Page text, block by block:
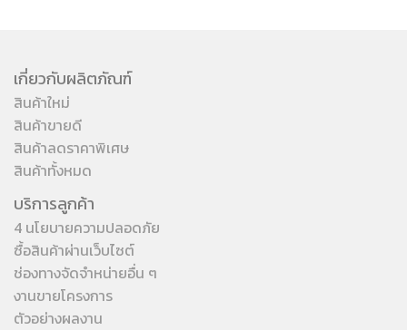
เกี่ยวกับผลิตภัณฑ์
สินค้าใหม่
สินค้าขายดี
สินค้าลดราคาพิเศษ
สินค้าทั้งหมด
บริการลูกค้า
4 นโยบายความปลอดภัย
ซื้อสินค้าผ่านเว็บไซต์
ช่องทางจัดจำหน่ายอื่น ๆ
งานขายโครงการ
ตัวอย่างผลงาน